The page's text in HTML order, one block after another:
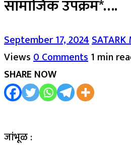
सामाजिक उपक्रम*….
September 17, 2024
Views0 Comments1 min
SHARE NOW
जांभूळ :